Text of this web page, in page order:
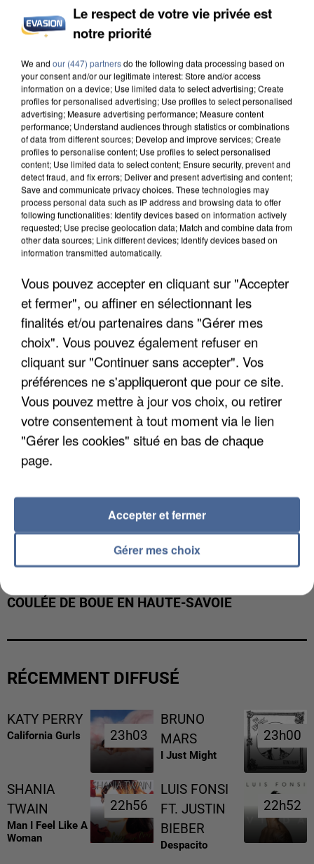
MAFIA INTERPELLÉ EN ALGÉRIE
UN SECOND CADRE DE LA DZ MAFIA
INTERPELLÉ EN ALGÉRIE
COULÉE DE BOUE EN HAUTE-SAVOIE
RÉCEMMENT DIFFUSÉ
KATY PERRY
California Gurls 23h03
23h03
BRUNO
MARS
I Just Might
23h00
23h00
SHANIA
TWAIN
Man I Feel Like A
Woman
22h56
22h56
LUIS FONSI
FT. JUSTIN
BIEBER
Despacito
22h52
22h52
Le respect de votre vie privée est
notre priorité
We and our (447) partnersdo the following data processing based on
your consent and/or our legitimate interest: Store and/or access
information on a device; Use limited data to select advertising; Create
profiles for personalised advertising; Use profiles to select personalised
advertising; Measure advertising performance; Measure content
performance; Understand audiences through statistics or combinations
of data from different sources; Develop and improve services; Create
profiles to personalise content; Use profiles to select personalised
content; Use limited data to select content; Ensure security, prevent and
detect fraud, and fix errors; Deliver and present advertising and content;
Save and communicate privacy choices. These technologies may
process personal data such as IP address and browsing data to offer
following functionalities: Identify devices based on information actively
requested; Use precise geolocation data; Match and combine data from
other data sources; Link different devices; Identify devices based on
information transmitted automatically.
Vous pouvez accepter en cliquant sur "Accepter
et fermer", ou affiner en sélectionnant les
finalités et/ou partenaires dans "Gérer mes
choix". Vous pouvez également refuser en
cliquant sur "Continuer sans accepter". Vos
préférences ne s'appliqueront que pour ce site.
Vous pouvez mettre à jour vos choix, ou retirer
votre consentement à tout moment via le lien
"Gérer les cookies" situé en bas de chaque
page.
Gérer mes choix
Accepter et fermer